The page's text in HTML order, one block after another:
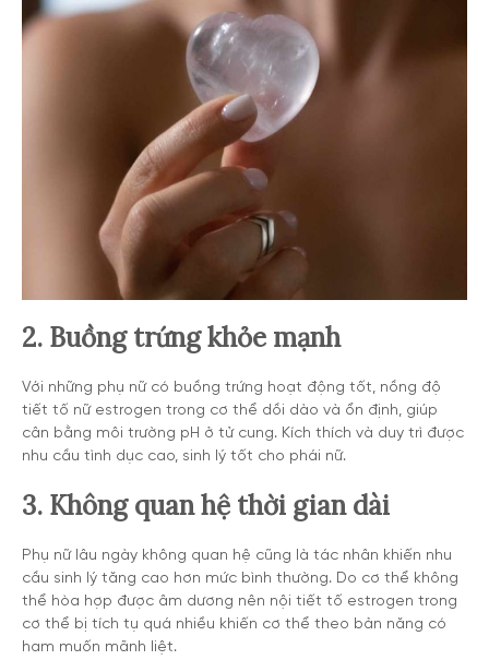
2. Buồng trứng khỏe mạnh
Với những phụ nữ có buồng trứng hoạt động tốt, nồng độ
tiết tố nữ estrogen trong cơ thể dồi dào và ổn định, giúp
cân bằng môi trường pH ở tử cung. Kích thích và duy trì được
nhu cầu tình dục cao, sinh lý tốt cho phái nữ.
3. Không quan hệ thời gian dài
Phụ nữ lâu ngày không quan hệ cũng là tác nhân khiến nhu
cầu sinh lý tăng cao hơn mức bình thường. Do cơ thể không
thể hòa hợp được âm dương nên nội tiết tố estrogen trong
cơ thể bị tích tụ quá nhiều khiến cơ thể theo bản năng có
ham muốn mãnh liệt.